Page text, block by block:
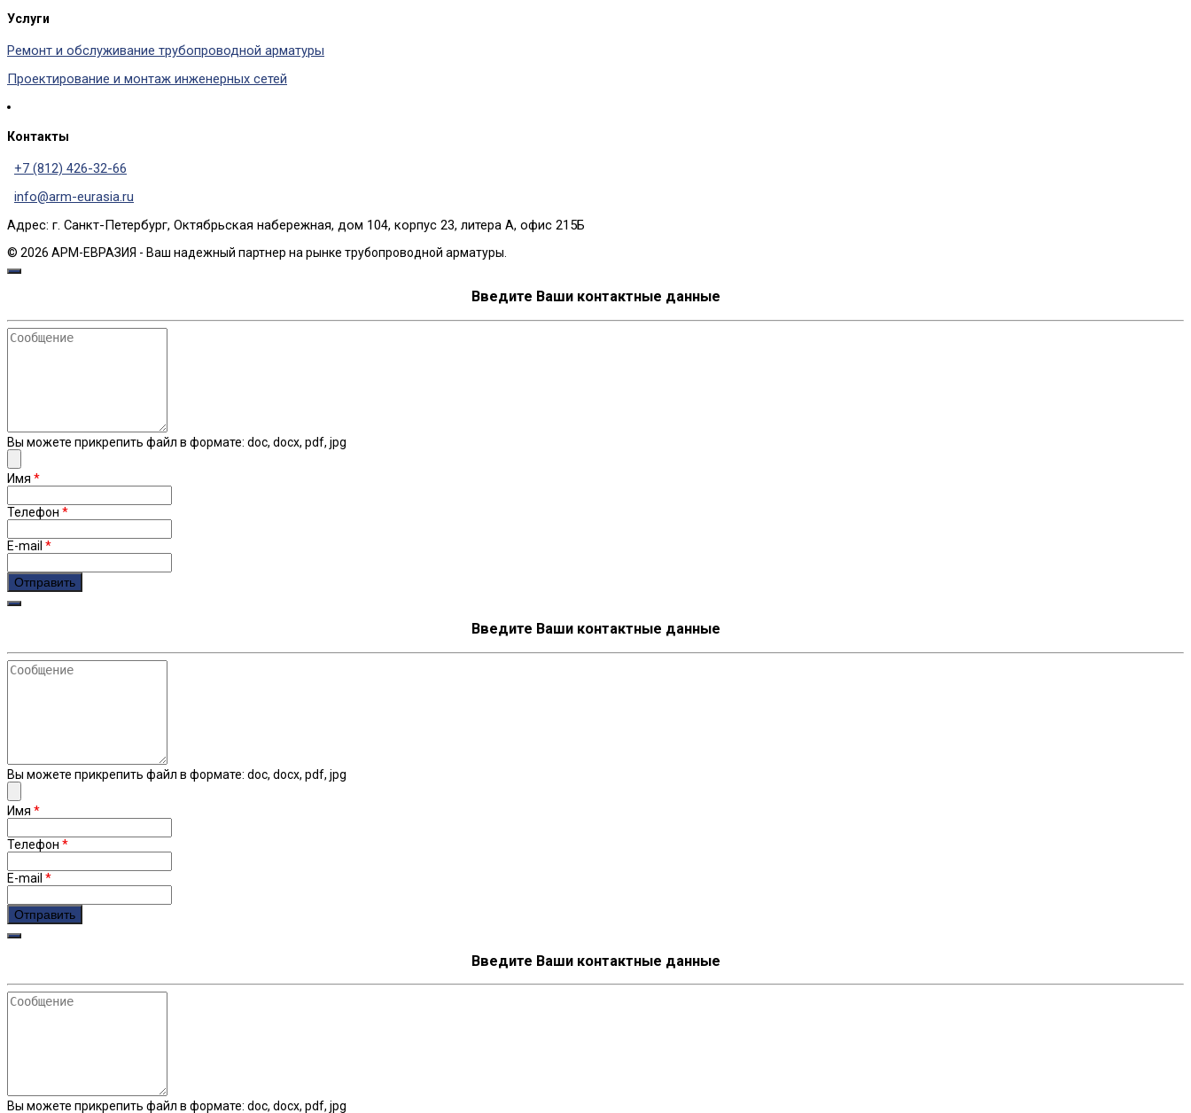
Услуги
Ремонт и обслуживание трубопроводной арматуры
Проектирование и монтаж инженерных сетей
Контакты
+7 (812) 426-32-66
info@arm-eurasia.ru
Адрес: г. Санкт-Петербург, Октябрьская набережная, дом 104, корпус 23, литера А, офис 215Б
© 2026 АРМ-ЕВРАЗИЯ - Ваш надежный партнер на рынке трубопроводной арматуры.
Введите Ваши контактные данные
Сообщение
Вы можете прикрепить файл в формате: doc, docx, pdf, jpg
Имя *
Телефон *
E-mail *
Введите Ваши контактные данные
Сообщение
Вы можете прикрепить файл в формате: doc, docx, pdf, jpg
Имя *
Телефон *
E-mail *
Введите Ваши контактные данные
Сообщение
Вы можете прикрепить файл в формате: doc, docx, pdf, jpg